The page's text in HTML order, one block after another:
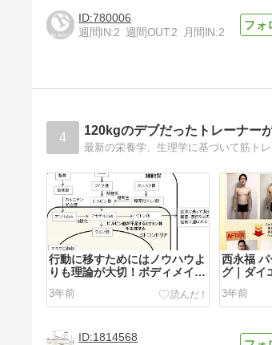
780006
週間IN:2 週間OUT:2 月間IN:2
4 120kgのデブだったトレーナー
行動に移すためにはノウハウよ
りも理論が大切！ボディメイク
を紹介
3年前
西永福
グ｜ダイ
3年前
1814568